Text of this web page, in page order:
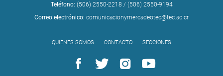
Teléfono: (506) 2550-2218 / (506) 2550-9194
Correo electrónico: comunicacionymercadeotec@tec.ac.cr
QUIÉNES SOMOS CONTACTO SECCIONES